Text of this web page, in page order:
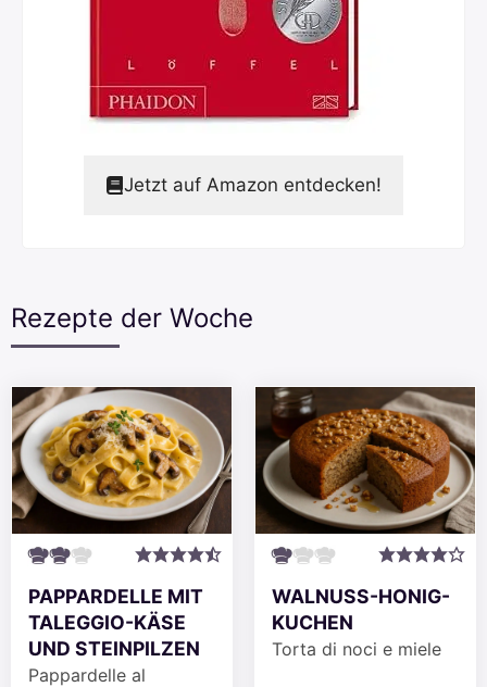
Jetzt auf Amazon entdecken!
Rezepte der Woche
PAPPARDELLE MIT
TALEGGIO-KÄSE
UND STEINPILZEN
Pappardelle al
WALNUSS-HONIG-
KUCHEN
Torta di noci e miele